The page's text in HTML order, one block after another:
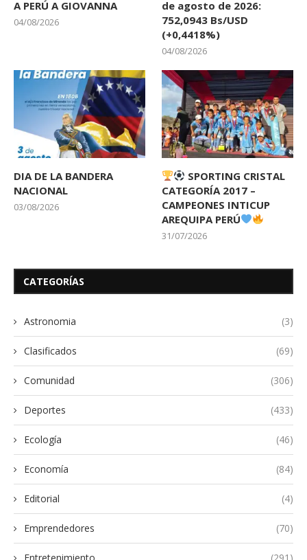
A PERÚ A GIOVANNA
04/08/2026
de agosto de 2026:
752,0943 Bs/USD
(+0,4418%)
04/08/2026
DIA DE LA BANDERA
NACIONAL
03/08/2026
SPORTING CRISTAL
CATEGORÍA 2017 –
CAMPEONES INTICUP
AREQUIPA PERÚ
31/07/2026
CATEGORÍAS
Astronomia (3)
Clasificados (69)
Comunidad (306)
Deportes (433)
Ecología (46)
Economía (84)
Editorial (4)
Emprendedores (70)